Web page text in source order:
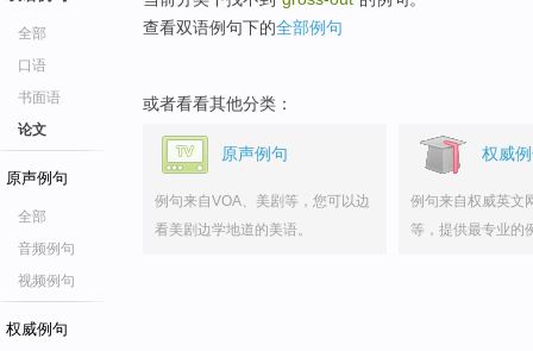
全部
口语
书面语
论文
原声例句
全部
音频例句
视频例句
权威例句
查看双语例句下的全部例句
或者看看其他分类：
原声例句
例句来自VOA、美剧等，您可以边
看美剧边学地道的美语。
权威
例句来自权威英文
等，提供最专业的